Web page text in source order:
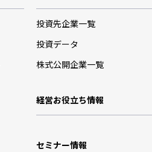
投資先企業一覧
投資データ
株式公開企業一覧
経営お役立ち情報
セミナー情報